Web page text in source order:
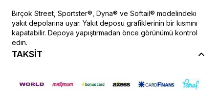
Birçok Street, Sportster®, Dyna® ve Softail® modelindeki
yakıt depolarına uyar. Yakıt deposu grafiklerinin bir kısmını
kapatabilir. Depoya yapıştırmadan önce görünümü kontrol
edin.
TAKSİT